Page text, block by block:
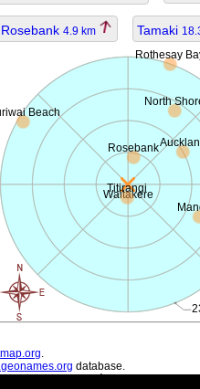
Rosebank 4.9 km Tamaki
Waitakere
North
Rothesay
Rosebank
Titirangi
Beach
.
database.